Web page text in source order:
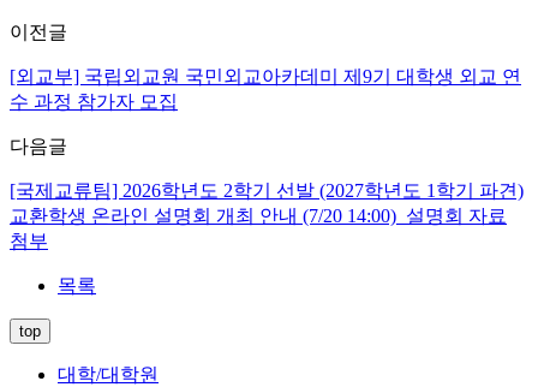
이전글
[외교부] 국립외교원 국민외교아카데미 제9기 대학생 외교 연
수 과정 참가자 모집
다음글
[국제교류팀] 2026학년도 2학기 선발 (2027학년도 1학기 파견)
교환학생 온라인 설명회 개최 안내 (7/20 14:00)_설명회 자료
첨부
목록
top
대학/대학원